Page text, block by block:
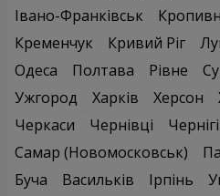
Івано-Франківськ
Кременчук
Кривий Ріг
Одеса
Полтава Рівне
Ужгород
Харків Херсон
Черкаси
Чернівці
Самар (Новомосковськ)
Буча
Васильків Ірпінь